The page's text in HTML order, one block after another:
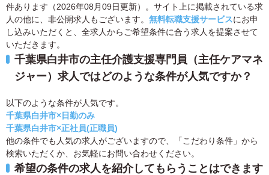
件あります（2026年08月09日更新）。サイト上に掲載されている求
人の他に、非公開求人もございます。 無料転職支援サービスにお申
し込みいただくと、全求人からご希望条件に合う求人を提案させて
いただきます。
千葉県白井市の主任介護支援専門員（主任ケアマネ
ジャー）求人ではどのような条件が人気ですか？
以下のような条件が人気です。
千葉県白井市×日勤のみ
千葉県白井市×正社員(正職員)
他の条件でも人気の求人がございますので、「こだわり条件」から
検索いただくか、お気軽にお問い合わせください。
希望の条件の求人を紹介してもらうことはできます